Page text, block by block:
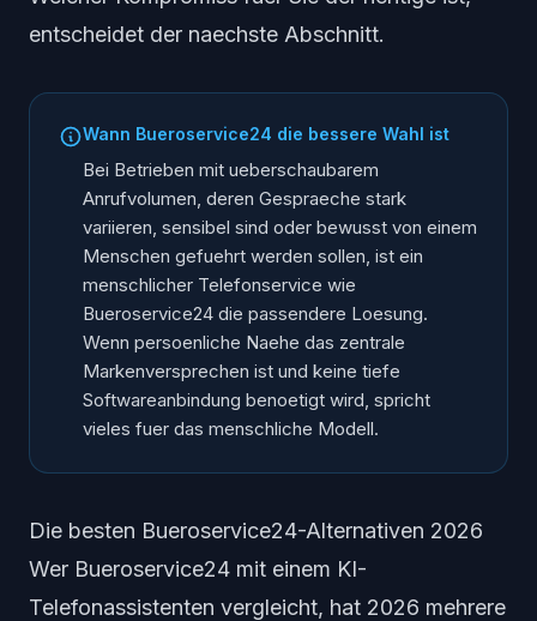
entscheidet der naechste Abschnitt.
Wann Bueroservice24 die bessere Wahl ist
Bei Betrieben mit ueberschaubarem
Anrufvolumen, deren Gespraeche stark
variieren, sensibel sind oder bewusst von einem
Menschen gefuehrt werden sollen, ist ein
menschlicher Telefonservice wie
Bueroservice24 die passendere Loesung.
Wenn persoenliche Naehe das zentrale
Markenversprechen ist und keine tiefe
Softwareanbindung benoetigt wird, spricht
vieles fuer das menschliche Modell.
Die besten Bueroservice24-Alternativen 2026
Wer Bueroservice24 mit einem KI-
Telefonassistenten vergleicht, hat 2026 mehrere